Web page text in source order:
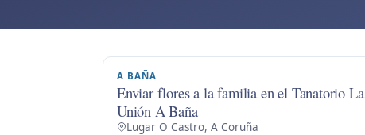
A BAÑA
Enviar flores a la familia en el Tanatorio La
Unión A Baña
Lugar O Castro, A Coruña